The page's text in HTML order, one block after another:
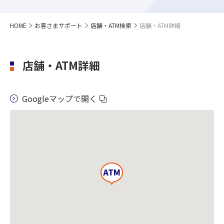
HOME お客さまサポート 店舗・ATM検索 店舗・ATM詳細
店舗・ATM詳細
Googleマップで開く